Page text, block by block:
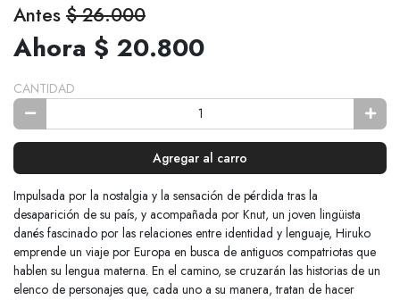
Antes $ 26.000
Ahora $ 20.800
CANTIDAD
Agregar al carro
Impulsada por la nostalgia y la sensación de pérdida tras la
desaparición de su país, y acompañada por Knut, un joven lingüista
danés fascinado por las relaciones entre identidad y lenguaje, Hiruko
emprende un viaje por Europa en busca de antiguos compatriotas que
hablen su lengua materna. En el camino, se cruzarán las historias de un
elenco de personajes que, cada uno a su manera, tratan de hacer